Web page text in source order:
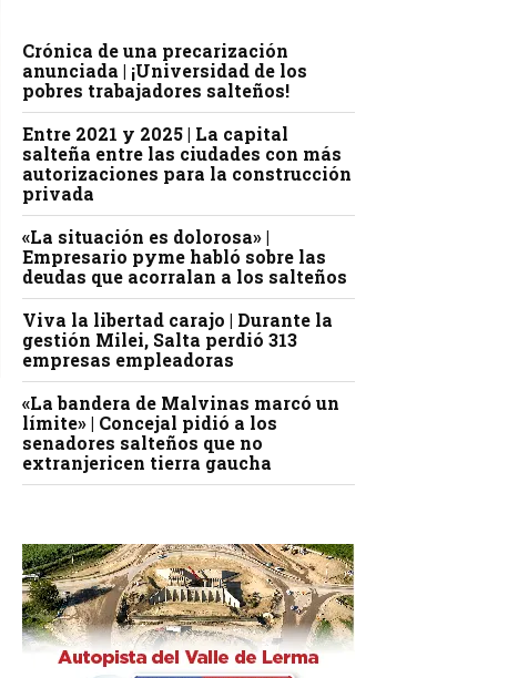
Crónica de una precarización
anunciada | ¡Universidad de los
pobres trabajadores salteños!
Entre 2021 y 2025 | La capital
salteña entre las ciudades con más
autorizaciones para la construcción
privada
«La situación es dolorosa» |
Empresario pyme habló sobre las
deudas que acorralan a los salteños
Viva la libertad carajo | Durante la
gestión Milei, Salta perdió 313
empresas empleadoras
«La bandera de Malvinas marcó un
límite» | Concejal pidió a los
senadores salteños que no
extranjericen tierra gaucha